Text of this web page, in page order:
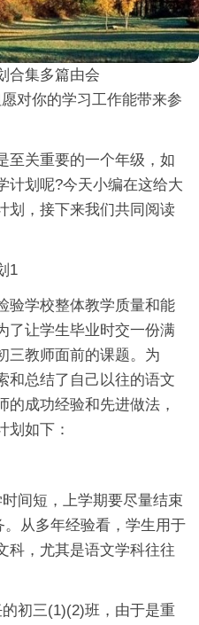
合集多篇由会
对你的学习工作能带来参
至关重要的一个年级，如
计划呢?今天小编在这给大
划，接下来我们共同阅读
1
验学校整体教学质量和能
了让学生毕业时交一份满
三教师面前的课题。为
和总结了自己以往的语文
的成功经验和先进做法，
划如下：
间短，上学期要尽量结束
从多年经验看，学生用于
科，尤其是语文学科往往
初三(1)(2)班，由于是重